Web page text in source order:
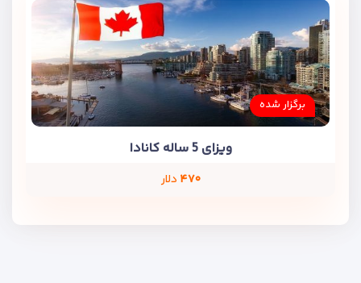
برگزار شده
ویزای 5 ساله کانادا
۴۷۰ دلار